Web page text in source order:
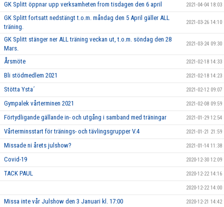
GK Splitt öppnar upp verksamheten from tisdagen den 6 april 2021-04-04 18:03
GK Splitt fortsatt nedstängt t.o.m. måndag den 5 April gäller ALL
träning.
2021-03-26 14:10
GK Splitt stänger ner ALL träning veckan ut, t.o.m. söndag den 28
Mars.
2021-03-24 09:30
Årsmöte 2021-02-18 14:33
Bli stödmedlem 2021 2021-02-18 14:23
Stötta Ysta´ 2021-02-12 09:07
Gympalek vårterminen 2021 2021-02-08 09:59
Förtydligande gällande in- och utgång i samband med träningar 2021-01-29 12:54
Vårterminsstart för tränings- och tävlingsgrupper V.4 2021-01-21 21:59
Missade ni årets julshow? 2021-01-14 11:38
Covid-19 2020-12-30 12:09
TACK PAUL 2020-12-22 14:16
2020-12-22 14:00
Missa inte vår Julshow den 3 Januari kl. 17:00 2020-12-21 14:42